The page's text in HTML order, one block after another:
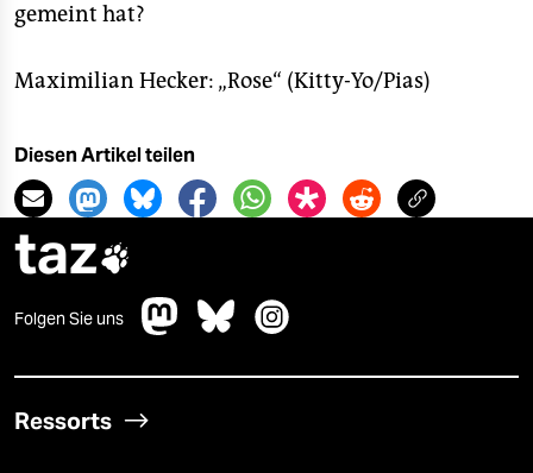
gemeint hat?
Maximilian Hecker: „Rose“ (Kitty-Yo/Pias)
Diesen Artikel teilen
taz
Folgen Sie uns
Ressorts